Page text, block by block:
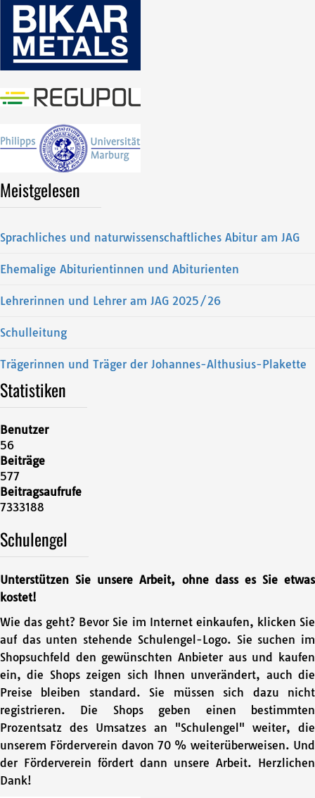
Meistgelesen
Sprachliches und naturwissenschaftliches Abitur am JAG
Ehemalige Abiturientinnen und Abiturienten
Lehrerinnen und Lehrer am JAG 2025/26
Schulleitung
Trägerinnen und Träger der Johannes-Althusius-Plakette
Statistiken
Benutzer
56
Beiträge
577
Beitragsaufrufe
7333188
Schulengel
Unterstützen Sie unsere Arbeit, ohne dass es Sie etwas
kostet!
Wie das geht? Bevor Sie im Internet einkaufen, klicken Sie
auf das unten stehende Schulengel-Logo. Sie suchen im
Shopsuchfeld den gewünschten Anbieter aus und kaufen
ein, die Shops zeigen sich Ihnen unverändert, auch die
Preise bleiben standard. Sie müssen sich dazu nicht
registrieren. Die Shops geben einen bestimmten
Prozentsatz des Umsatzes an "Schulengel" weiter, die
unserem Förderverein davon 70 % weiterüberweisen. Und
der Förderverein fördert dann unsere Arbeit. Herzlichen
Dank!